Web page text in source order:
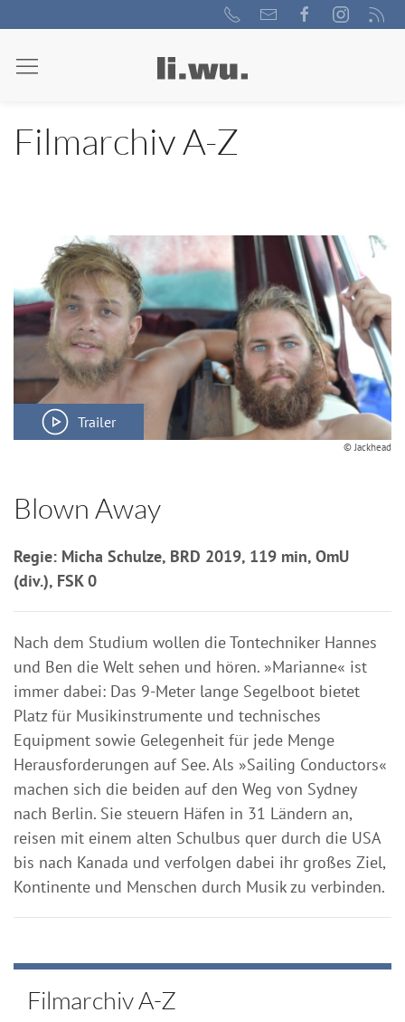
Filmarchiv A-Z
Trailer
© Jackhead
Blown Away
Regie: Micha Schulze, BRD 2019, 119 min, OmU
(div.), FSK 0
Nach dem Studium wollen die Tontechniker Hannes
und Ben die Welt sehen und hören. »Marianne« ist
immer dabei: Das 9-Meter lange Segelboot bietet
Platz für Musikinstrumente und technisches
Equipment sowie Gelegenheit für jede Menge
Herausforderungen auf See. Als »Sailing Conductors«
machen sich die beiden auf den Weg von Sydney
nach Berlin. Sie steuern Häfen in 31 Ländern an,
reisen mit einem alten Schulbus quer durch die USA
bis nach Kanada und verfolgen dabei ihr großes Ziel,
Kontinente und Menschen durch Musik zu verbinden.
Filmarchiv A-Z